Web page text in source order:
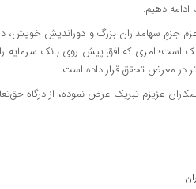
ادامه دهیم.
جزمِ سهامداران بزرگ و دوراندیشِ خویش،
است؛ امری که افق پیش روی بانک سرمایه را
در معرض تحقق قرار داده است.
عزیزم تبریک عرض نموده، از درگاه